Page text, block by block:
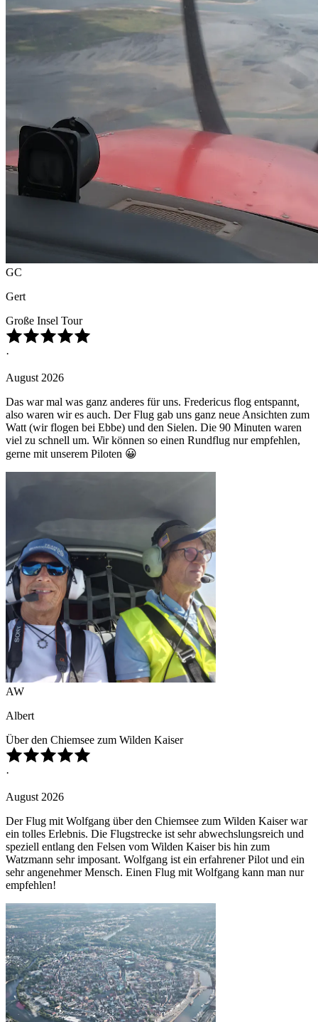
GC
Gert
Große Insel Tour
·
August 2026
Das war mal was ganz anderes für uns. Fredericus flog entspannt,
also waren wir es auch. Der Flug gab uns ganz neue Ansichten zum
Watt (wir flogen bei Ebbe) und den Sielen. Die 90 Minuten waren
viel zu schnell um. Wir können so einen Rundflug nur empfehlen,
gerne mit unserem Piloten 😀
AW
Albert
Über den Chiemsee zum Wilden Kaiser
·
August 2026
Der Flug mit Wolfgang über den Chiemsee zum Wilden Kaiser war
ein tolles Erlebnis. Die Flugstrecke ist sehr abwechslungsreich und
speziell entlang den Felsen vom Wilden Kaiser bis hin zum
Watzmann sehr imposant. Wolfgang ist ein erfahrener Pilot und ein
sehr angenehmer Mensch. Einen Flug mit Wolfgang kann man nur
empfehlen!